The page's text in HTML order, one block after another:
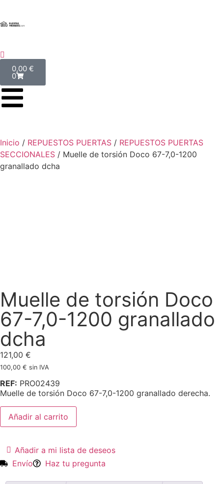
0,00 €
0
Inicio / REPUESTOS PUERTAS / REPUESTOS PUERTAS
SECCIONALES / Muelle de torsión Doco 67-7,0-1200
granallado dcha
Muelle de torsión Doco
67-7,0-1200 granallado
dcha
121,00 €
100,00 € sin IVA
REF: PRO02439
Muelle de torsión Doco 67-7,0-1200 granallado derecha.
Añadir al carrito
Añadir a mi lista de deseos
Envío
Haz tu pregunta